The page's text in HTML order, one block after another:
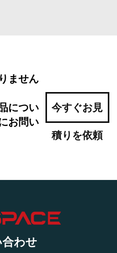
ません
につい
お問い
今すぐお見
積りを依頼
わせ